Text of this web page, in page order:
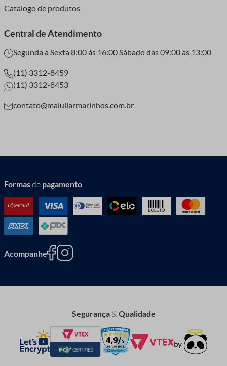
Catalogo de produtos
Central de Atendimento
Segunda a Sexta 8:00 às 16:00 Sábado das 09:00 às 13:00
(11) 3312-8459
(11) 3312-8453
contato@maluliarmarinhos.com.br
Formasde pagamento
Acompanhe
Segurança&Qualidade